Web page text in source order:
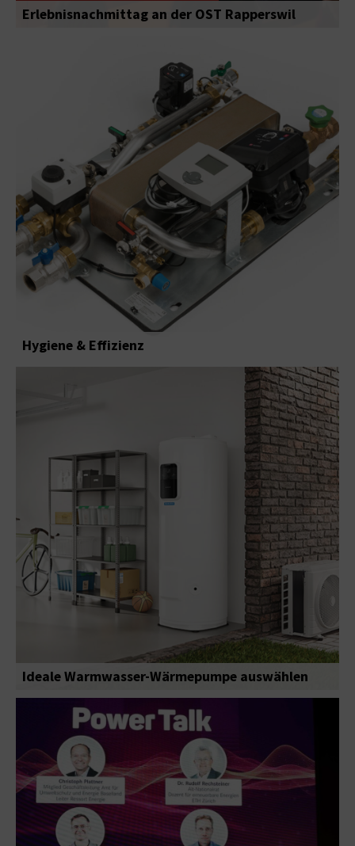
Erlebnisnachmittag an der OST Rapperswil
Hygiene & Effizienz
Ideale Warmwasser-Wärmepumpe auswählen